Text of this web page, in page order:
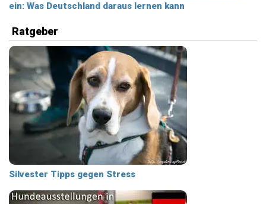
ein: Was Deutschland daraus lernen kann
Ratgeber
Silvester Tipps gegen Stress